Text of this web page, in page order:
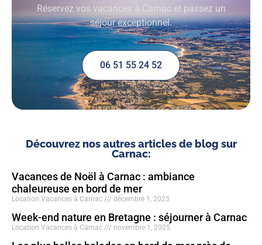
Réservez vos vacances à Carnac et passez un
séjour exceptionnel.
06 51 55 24 52
Découvrez nos autres articles de blog sur
Carnac:
Vacances de Noël à Carnac : ambiance
chaleureuse en bord de mer
Location Vacances à Carnac décembre 1, 2025
Week-end nature en Bretagne : séjourner à Carnac
Location Vacances à Carnac novembre 1, 2025